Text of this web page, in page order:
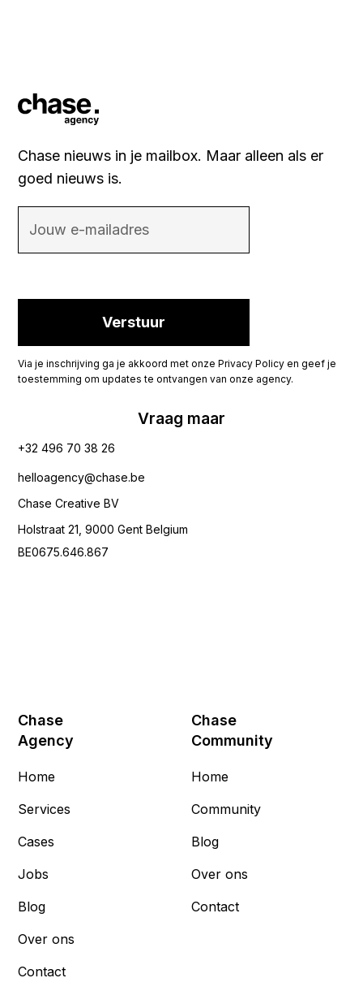
Chase nieuws in je mailbox. Maar alleen als er
goed nieuws is.
Via je inschrijving ga je akkoord met onze Privacy Policy en geef je
toestemming om updates te ontvangen van onze agency.
Vraag maar
+32 496 70 38 26‬
helloagency@chase.be
Chase Creative BV
Holstraat 21, 9000 Gent Belgium
BE0675.646.867
Chase
Agency
Home
Services
Cases
Jobs
Blog
Over ons
Contact
Chase
Community
Home
Community
Blog
Over ons
Contact